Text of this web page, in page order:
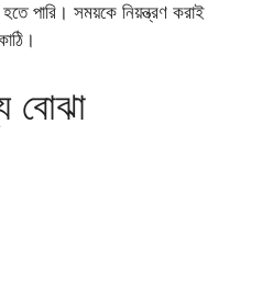
পারি। সময়কে নিয়ন্ত্রণ করাই
বোঝা